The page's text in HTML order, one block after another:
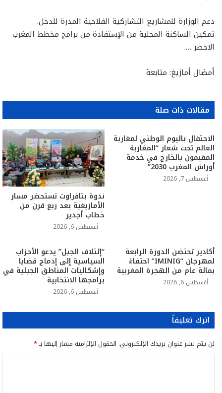
دعم الوزارة للمشاريع التشاركية الفلاحية المدرة للدخل.
تمكين الساكنة المحلية من الإستفادة من برامج مخطط المغرب
الاخضر ….
أمضال أمازيغ: متابعة
مقالات ذات صلة
الاحتفال باليوم الوطني لمغاربة
العالم تحت شعار “المغاربة
المقيمون بالخارج في خدمة
أوراش المغرب 2030”
أغسطس 7, 2026
ندوة بتافراوت تستحضر مسار
الأمازيغية بعد ربع قرن من
خطاب أجدير
أغسطس 6, 2026
أكادير تحتضن الدورة الرابعة
لمهرجان “IMINIG” احتفاءً
بمائة عام من الهجرة المغربية
أغسطس 6, 2026
“إئتلاف الجبل” يدعو الأحزاب
السياسية إلى إدماج قضايا
وإشكاليات المناطق الجبلية في
برامجها الانتخابية
أغسطس 6, 2026
اترك تعليقاً
لن يتم نشر عنوان بريدك الإلكتروني. الحقول الإلزامية مشار إليها بـ*